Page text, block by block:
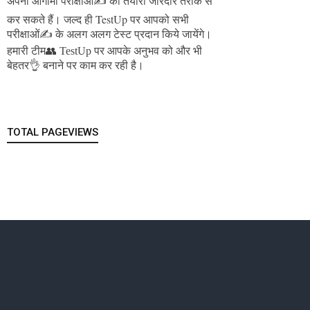
कर सकते हैं।जल्द ही TestUp पर आपको सभी
परीक्षाओं✍️ के अलग अलग टेस्ट प्रदान किये जायेंगे।
हमारी टीम👥 TestUp पर आपके अनुभव को और भी
बेहतर👌 बनाने पर काम कर रही है।
TOTAL PAGEVIEWS